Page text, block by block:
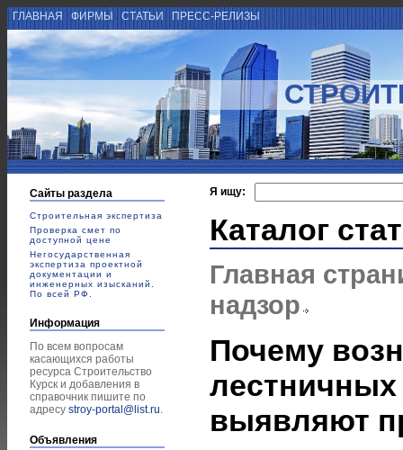
ГЛАВНАЯ ФИРМЫ СТАТЬИ ПРЕСС-РЕЛИЗЫ
Сайты раздела
Строительная экспертиза
Проверка смет по
доступной цене
Негосударственная
экспертиза проектной
документации и
инженерных изысканий.
По всей РФ.
Информация
По всем вопросам
касающихся работы
ресурса Строительство
Курск и добавления в
справочник пишите по
адресу stroy-portal@list.ru.
Объявления
Я ищу:
Каталог
Главная
надзор
Почему
выявляют